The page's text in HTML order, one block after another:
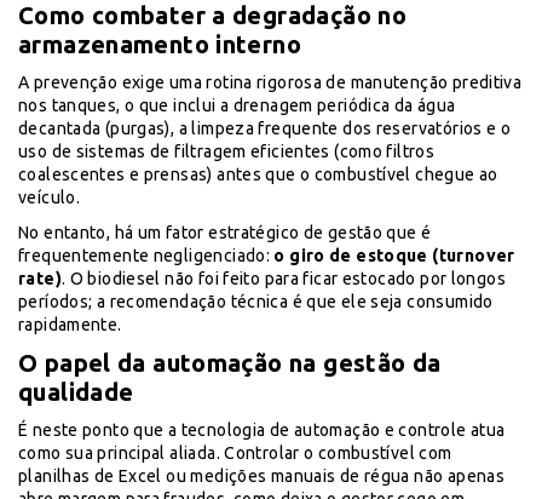
Como combater a degradação no
armazenamento interno
A prevenção exige uma rotina rigorosa de manutenção preditiva
nos tanques, o que inclui a drenagem periódica da água
decantada (purgas), a limpeza frequente dos reservatórios e o
uso de sistemas de filtragem eficientes (como filtros
coalescentes e prensas) antes que o combustível chegue ao
veículo.
No entanto, há um fator estratégico de gestão que é
frequentemente negligenciado: o giro de estoque (turnover
rate). O biodiesel não foi feito para ficar estocado por longos
períodos; a recomendação técnica é que ele seja consumido
rapidamente.
O papel da automação na gestão da
qualidade
É neste ponto que a tecnologia de automação e controle atua
como sua principal aliada. Controlar o combustível com
planilhas de Excel ou medições manuais de régua não apenas